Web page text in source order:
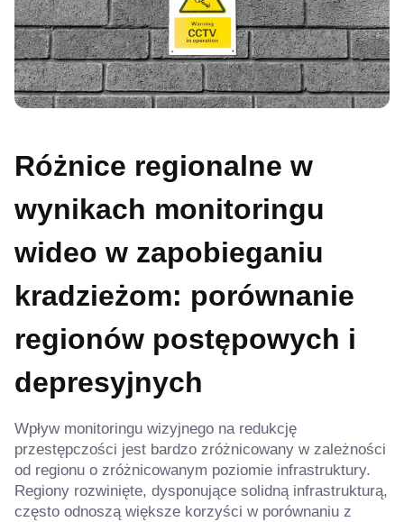
Różnice regionalne w
wynikach monitoringu
wideo w zapobieganiu
kradzieżom: porównanie
regionów postępowych i
depresyjnych
Wpływ monitoringu wizyjnego na redukcję
przestępczości jest bardzo zróżnicowany w zależności
od regionu o zróżnicowanym poziomie infrastruktury.
Regiony rozwinięte, dysponujące solidną infrastrukturą,
często odnoszą większe korzyści w porównaniu z